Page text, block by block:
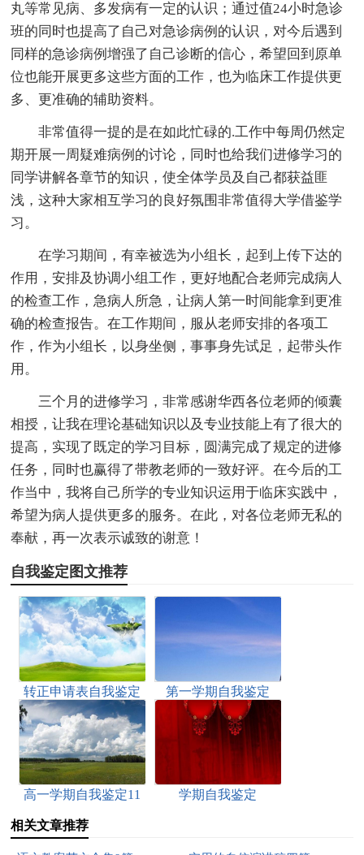
丸等常见病、多发病有一定的认识；通过值24小时急诊
班的同时也提高了自己对急诊病例的认识，对今后遇到
同样的急诊病例增强了自己诊断的信心，希望回到原单
位也能开展更多这些方面的工作，也为临床工作提供更
多、更准确的辅助资料。
非常值得一提的是在如此忙碌的.工作中每周仍然定
期开展一周疑难病例的讨论，同时也给我们进修学习的
同学讲解各章节的知识，使全体学员及自己都获益匪
浅，这种大家相互学习的良好氛围非常值得大学借鉴学
习。
在学习期间，有幸被选为小组长，起到上传下达的
作用，安排及协调小组工作，更好地配合老师完成病人
的检查工作，急病人所急，让病人第一时间能拿到更准
确的检查报告。在工作期间，服从老师安排的各项工
作，作为小组长，以身坐侧，事事身先试足，起带头作
用。
三个月的进修学习，非常感谢华西各位老师的倾囊
相授，让我在理论基础知识以及专业技能上有了很大的
提高，实现了既定的学习目标，圆满完成了规定的进修
任务，同时也赢得了带教老师的一致好评。在今后的工
作当中，我将自己所学的专业知识运用于临床实践中，
希望为病人提供更多的服务。在此，对各位老师无私的
奉献，再一次表示诚致的谢意！
自我鉴定图文推荐
转正申请表自我鉴定 第一学期自我鉴定
高一学期自我鉴定11
学期自我鉴定
相关文章推荐